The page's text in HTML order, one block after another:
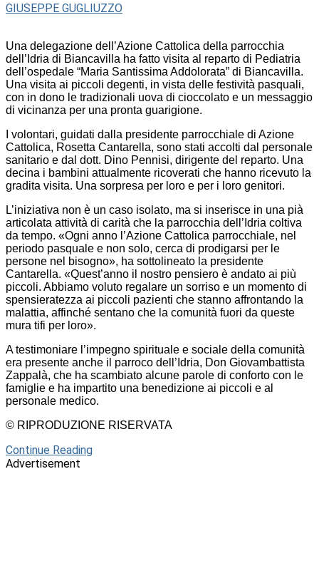
GIUSEPPE GUGLIUZZO
Una delegazione dell’Azione Cattolica della parrocchia
dell’Idria di Biancavilla ha fatto visita al reparto di Pediatria
dell’ospedale “Maria Santissima Addolorata” di Biancavilla.
Una visita ai piccoli degenti, in vista delle festività pasquali,
con in dono le tradizionali uova di cioccolato e un messaggio
di vicinanza per una pronta guarigione.
I volontari, guidati dalla presidente parrocchiale di Azione
Cattolica, Rosetta Cantarella, sono stati accolti dal personale
sanitario e dal dott. Dino Pennisi, dirigente del reparto. Una
decina i bambini attualmente ricoverati che hanno ricevuto la
gradita visita. Una sorpresa per loro e per i loro genitori.
L’iniziativa non è un caso isolato, ma si inserisce in una pià
articolata attività di carità che la parrocchia dell’Idria coltiva
da tempo. «Ogni anno l’Azione Cattolica parrocchiale, nel
periodo pasquale e non solo, cerca di prodigarsi per le
persone nel bisogno», ha sottolineato la presidente
Cantarella. «Quest’anno il nostro pensiero è andato ai più
piccoli. Abbiamo voluto regalare un sorriso e un momento di
spensieratezza ai piccoli pazienti che stanno affrontando la
malattia, affinché sentano che la comunità fuori da queste
mura tifi per loro».
A testimoniare l’impegno spirituale e sociale della comunità
era presente anche il parroco dell’Idria, Don Giovambattista
Zappalà, che ha scambiato alcune parole di conforto con le
famiglie e ha impartito una benedizione ai piccoli e al
personale medico.
© RIPRODUZIONE RISERVATA
Continue Reading
Advertisement